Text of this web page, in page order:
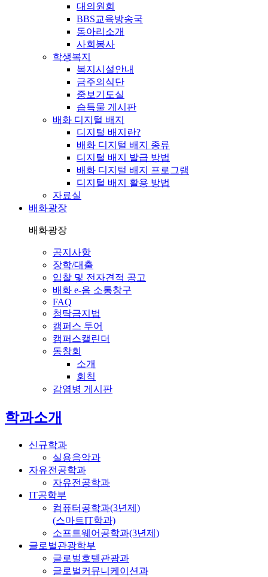
대의원회
BBS교육방송국
동아리소개
사회봉사
학생복지
복지시설안내
금주의식단
중보기도실
습득물 게시판
배화 디지털 배지
디지털 배지란?
배화 디지털 배지 종류
디지털 배지 발급 방법
배화 디지털 배지 프로그램
디지털 배지 활용 방법
자료실
배화광장
배화광장
공지사항
장학/대출
입찰 및 전자견적 공고
배화 e-음 소통창구
FAQ
청탁금지법
캠퍼스 투어
캠퍼스캘린더
동창회
소개
회칙
감염병 게시판
전체메뉴
학과소개
신규학과
실용음악과
자유전공학과
자유전공학과
IT공학부
컴퓨터공학과(3년제)
(스마트IT학과)
소프트웨어공학과(3년제)
글로벌관광학부
글로벌호텔관광과
글로벌커뮤니케이션과